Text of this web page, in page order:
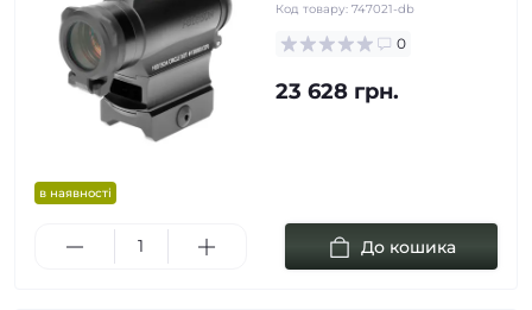
в наявності
Код товару: 747021-db
0
23 628 грн.
До кошика